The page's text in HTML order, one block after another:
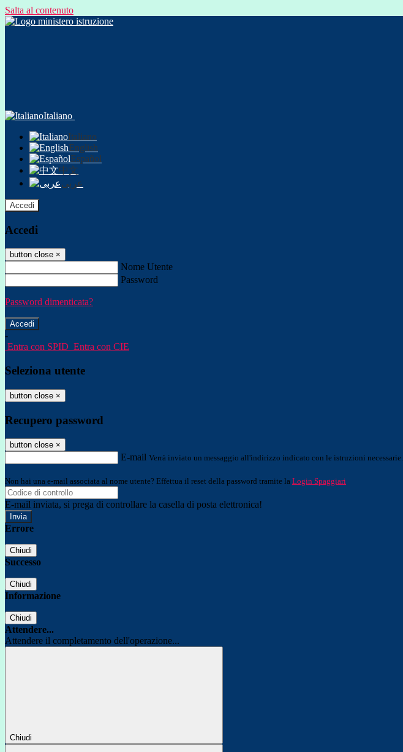
Salta al contenuto
Italiano
Italiano
English
Español
中文
عربى
Accedi
Accedi
button close ×
Nome Utente
Password
Password dimenticata?
-
Entra con SPID Entra con CIE
Seleziona utente
button close ×
Recupero password
button close ×
E-mail Verrà inviato un messaggio all'indirizzo indicato con le istruzioni necessarie.
Non hai una e-mail associata al nome utente? Effettua il reset della password tramite la Login Spaggiari
E-mail inviata, si prega di controllare la casella di posta elettronica!
Errore
Chiudi
Successo
Chiudi
Informazione
Chiudi
Attendere...
Attendere il completamento dell'operazione...
Chiudi